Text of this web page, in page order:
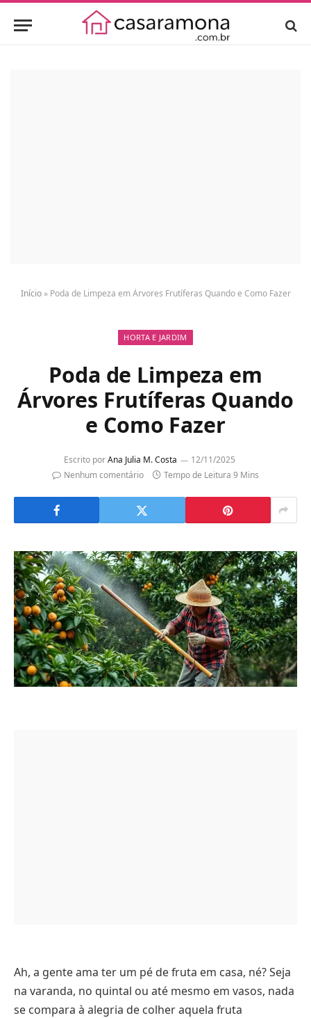
Início» Poda de Limpeza em Árvores Frutíferas Quando e Como Fazer
HORTA E JARDIM
Poda de Limpeza em
Árvores Frutíferas Quando
e Como Fazer
Escrito por Ana Julia M. Costa
12/11/2025
Nenhum comentário
Tempo de Leitura 9 Mins
Ah, a gente ama ter um pé de fruta em casa, né? Seja
na varanda, no quintal ou até mesmo em vasos, nada
se compara à alegria de colher aquela fruta